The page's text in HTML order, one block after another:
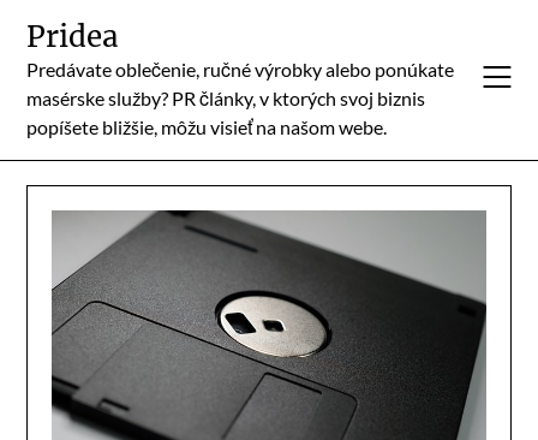
content
Pridea
Predávate oblečenie, ručné výrobky alebo ponúkate
masérske služby? PR články, v ktorých svoj biznis
popíšete bližšie, môžu visieť na našom webe.